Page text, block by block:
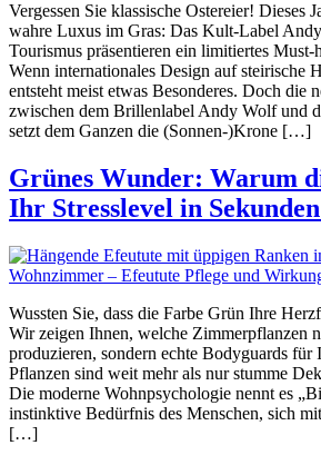
Vergessen Sie klassische Ostereier! Dieses
wahre Luxus im Gras: Das Kult-Label
Tourismus präsentieren ein limitiertes Must-
Wenn internationales Design auf steirische
entsteht meist etwas Besonderes. Doch die
zwischen dem Brillenlabel Andy Wolf und
setzt dem Ganzen die (Sonnen-)Krone […]
Grünes Wunder: Warum
Ihr Stresslevel in
Wussten Sie, dass die Farbe Grün Ihre
Wir zeigen Ihnen, welche Zimmerpflanzen
produzieren, sondern echte Bodyguards für
Pflanzen sind weit mehr als nur stumme
Die moderne Wohnpsychologie nennt es
instinktive Bedürfnis des Menschen, sich
[…]